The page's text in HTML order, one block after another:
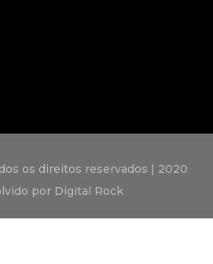
os direitos reservados | 2020
por Digital Rock